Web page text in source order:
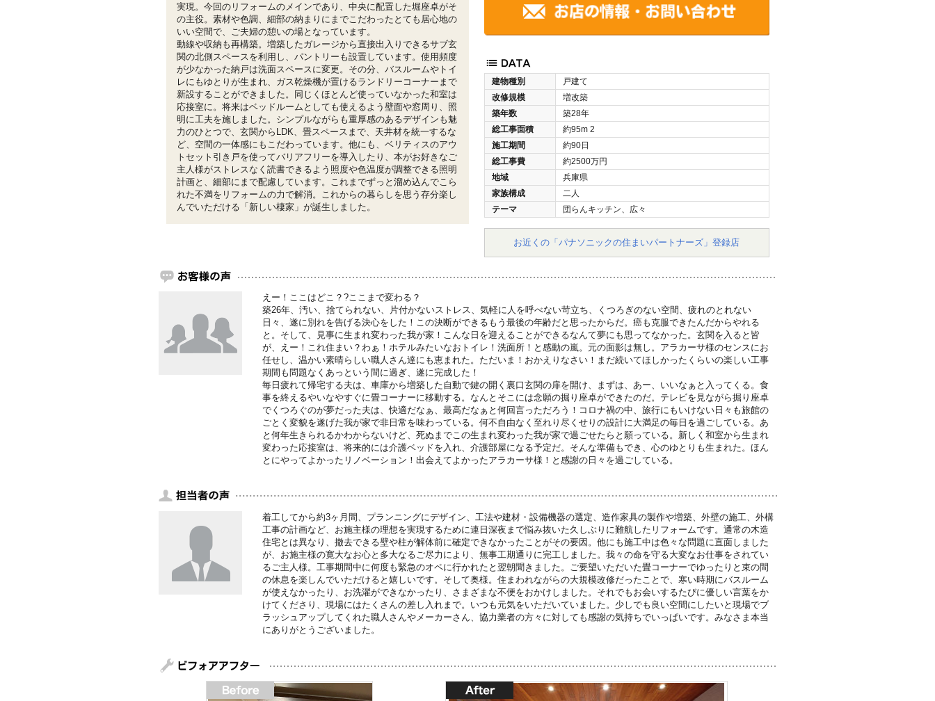
建物種別
戸建て
改修規模
増改築
築年数
築28年
総工事面積
約95m 2
施工期間
約90日
総工事費
約2500万円
地域
兵庫県
家族構成
二人
テーマ
団らんキッチン、広々
お近くの「パナソニックの住まいパートナーズ」登録店
実現。今回のリフォームのメインであり、中央に配置した堀座卓がそ
の主役。素材や色調、細部の納まりにまでこだわったとても居心地の
いい空間で、ご夫婦の憩いの場となっています。
動線や収納も再構築。増築したガレージから直接出入りできるサブ玄
関の北側スペースを利用し、パントリーも設置しています。使用頻度
が少なかった納戸は洗面スペースに変更。その分、バスルームやトイ
レにもゆとりが生まれ、ガス乾燥機が置けるランドリーコーナーまで
新設することができました。同じくほとんど使っていなかった和室は
応接室に。将来はベッドルームとしても使えるよう壁面や窓周り、照
明に工夫を施しました。シンプルながらも重厚感のあるデザインも魅
力のひとつで、玄関からLDK、畳スペースまで、天井材を統一するな
ど、空間の一体感にもこだわっています。他にも、ベリティスのアウ
トセット引き戸を使ってバリアフリーを導入したり、本がお好きなご
主人様がストレスなく読書できるよう照度や色温度が調整できる照明
計画と、細部にまで配慮しています。これまでずっと溜め込んでこら
れた不満をリフォームの力で解消。これからの暮らしを思う存分楽し
んでいただける「新しい棲家」が誕生しました。
えー！ここはどこ？?ここまで変わる？
築26年、汚い、捨てられない、片付かないストレス、気軽に人を呼べない苛立ち、くつろぎのない空間、疲れのとれない
日々、遂に別れを告げる決心をした！この決断ができるもう最後の年齢だと思ったからだ。癌も克服できたんだからやれる
と。そして、見事に生まれ変わった我が家！こんな日を迎えることができるなんて夢にも思ってなかった。玄関を入ると皆
が、えー！これ住まい？わぁ！ホテルみたいなおトイレ！洗面所！と感動の嵐。元の面影は無し。アラカーサ様のセンスにお
任せし、温かい素晴らしい職人さん達にも恵まれた。ただいま！おかえりなさい！まだ続いてほしかったくらいの楽しい工事
期間も問題なくあっという間に過ぎ、遂に完成した！
毎日疲れて帰宅する夫は、車庫から増築した自動で鍵の開く裏口玄関の扉を開け、まずは、あー、いいなぁと入ってくる。食
事を終えるやいなやすぐに畳コーナーに移動する。なんとそこには念願の掘り座卓ができたのだ。テレビを見ながら掘り座卓
でくつろぐのが夢だった夫は、快適だなぁ、最高だなぁと何回言っただろう！コロナ禍の中、旅行にもいけない日々も旅館の
ごとく変貌を遂げた我が家で非日常を味わっている。何不自由なく至れり尽くせりの設計に大満足の毎日を過ごしている。あ
と何年生きられるかわからないけど、死ぬまでこの生まれ変わった我が家で過ごせたらと願っている。新しく和室から生まれ
変わった応接室は、将来的には介護ベッドを入れ、介護部屋になる予定だ。そんな準備もでき、心のゆとりも生まれた。ほん
とにやってよかったリノベーション！出会えてよかったアラカーサ様！と感謝の日々を過ごしている。
着工してから約3ヶ月間、プランニングにデザイン、工法や建材・設備機器の選定、造作家具の製作や増築、外壁の施工、外構
工事の計画など、お施主様の理想を実現するために連日深夜まで悩み抜いた久しぶりに難航したリフォームです。通常の木造
住宅とは異なり、撤去できる壁や柱が解体前に確定できなかったことがその要因。他にも施工中は色々な問題に直面しました
が、お施主様の寛大なお心と多大なるご尽力により、無事工期通りに完工しました。我々の命を守る大変なお仕事をされてい
るご主人様。工事期間中に何度も緊急のオペに行かれたと翌朝聞きました。ご要望いただいた畳コーナーでゆったりと束の間
の休息を楽しんでいただけると嬉しいです。そして奥様。住まわれながらの大規模改修だったことで、寒い時期にバスルーム
が使えなかったり、お洗濯ができなかったり、さまざまな不便をおかけしました。それでもお会いするたびに優しい言葉をか
けてくださり、現場にはたくさんの差し入れまで。いつも元気をいただいていました。少しでも良い空間にしたいと現場でブ
ラッシュアップしてくれた職人さんやメーカーさん、協力業者の方々に対しても感謝の気持ちでいっぱいです。みなさま本当
にありがとうございました。